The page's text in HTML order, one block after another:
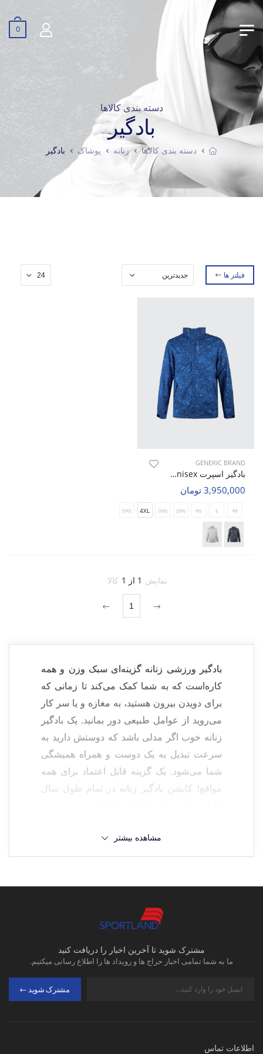
0
دسته بندی کالاها
بادگیر
دسته بندی کالاها زنانه پوشاک بادگیر
فیلتر ها
GENERIC BRAND
بادگیر اسپرت Unisex بدون برند Air Core U
3,950,000 تومان
M
L
XL
2XL
3XL
4XL
5XL
نمایش 1 از 1 کالا
1
بادگیر ورزشی زنانه گزینه ای سبک وزن و همه
کاره است که به شما کمک می‌کند تا زمانی که
برای دویدن بیرون هستید، به مغازه و یا سر کار
می‌روید از عوامل طبیعی دور بمانید. یک بادگیر
زنانه خوب اگر مدلی باشد که دوستش دارید به
سرعت تبدیل به یک دوست و همراه همیشگی
شما می‌شود. یک گزینه قابل اعتماد برای همه
مواقع! کاپشن بادگیر زنانه در تمام طول سال
بادگیر ورزشی زنانه چیست؟
لباس‌های ماجراجویان در فضای باز می‌باشند.
اما دانستن اینکه کدام بادگیر برای شما بهتر
لباس طبق فصل ندارند. تطبیق پذیری سبک وزن
بادگیر ورزشی زنانه در مدل‌های مختلفی وجود
مشاهده بیشتر
مشترک شوید تا آخرین اخبار را دریافت کنید
ما به شما تمامی اخبار حراج ها و رویداد ها را اطلاع رسانی میکنیم.
مشترک شوید
اطلاعات تماس